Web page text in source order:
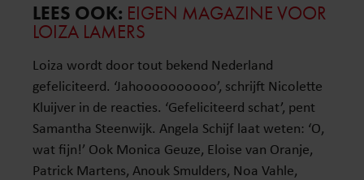
LEES OOK: EIGEN MAGAZINE VOOR
LOIZA LAMERS
Loiza wordt door tout bekend Nederland
gefeliciteerd. ‘Jahoooooooooo’, schrijft Nicolette
Kluijver in de reacties. ‘Gefeliciteerd schat’, pent
Samantha Steenwijk. Angela Schijf laat weten: ‘O,
wat fijn!’ Ook Monica Geuze, Eloise van Oranje,
Patrick Martens, Anouk Smulders, Noa Vahle,